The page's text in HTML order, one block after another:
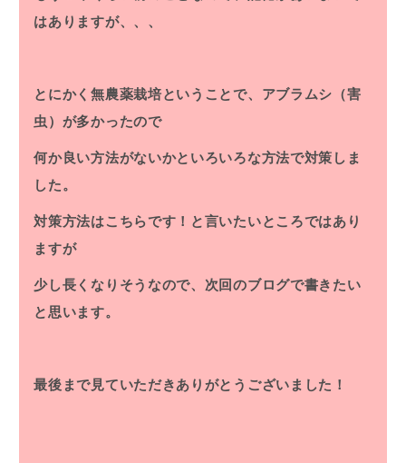
はありますが、、、
とにかく無農薬栽培ということで、アブラムシ（害
虫）が多かったので
何か良い方法がないかといろいろな方法で対策しま
した。
対策方法はこちらです！と言いたいところではあり
ますが
少し長くなりそうなので、次回のブログで書きたい
と思います。
最後まで見ていただきありがとうございました！